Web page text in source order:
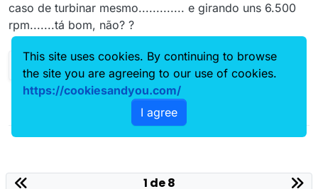
caso de turbinar mesmo............. e girando uns 6.500
rpm.......tá bom, não? ?
1 de 8
This site uses cookies. By continuing to browse
the site you are agreeing to our use of cookies.
https://cookiesandyou.com/
I agree